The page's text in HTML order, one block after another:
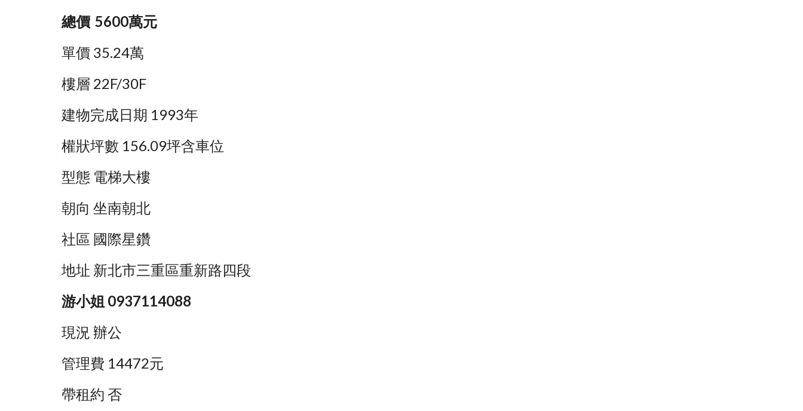
總價 5600萬元
單價 35.24萬
樓層 22F/30F
建物完成日期 1993年
權狀坪數 156.09坪含車位
型態 電梯大樓
朝向 坐南朝北
社區 國際星鑽
地址 新北市三重區重新路四段
游小姐 0937114088
現況 辦公
管理費 14472元
帶租約 否